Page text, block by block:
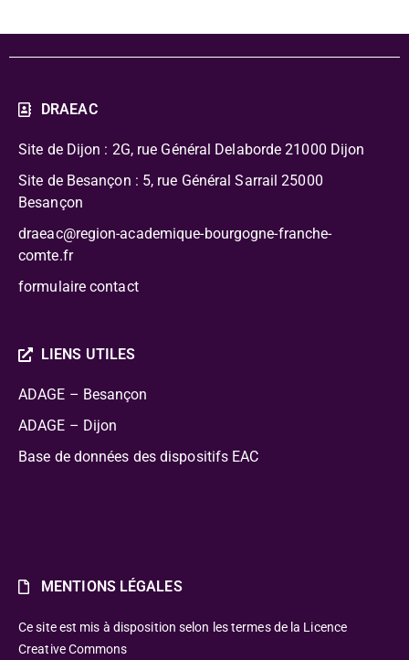
DRAEAC
Site de Dijon : 2G, rue Général Delaborde 21000 Dijon
Site de Besançon : 5, rue Général Sarrail 25000
Besançon
draeac@region-academique-bourgogne-franche-
comte.fr
formulaire contact
LIENS UTILES
ADAGE – Besançon
ADAGE – Dijon
Base de données des dispositifs EAC
MENTIONS LÉGALES
Ce site est mis à disposition selon les termes de la Licence
Creative Commons